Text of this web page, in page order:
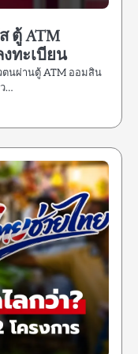
ตู้ ATM
ทะเบียน
ตนผ่านตู้ ATM ออมสิน
…